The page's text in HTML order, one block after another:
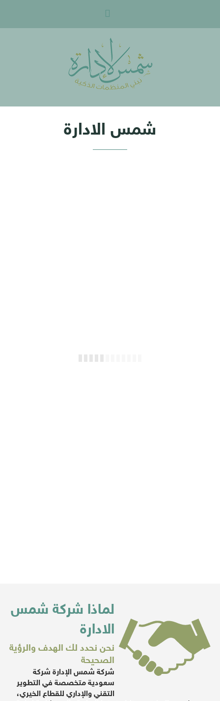
شمس الادارة
لماذا شركة شمس
الادارة
نحن نحدد لك الهدف والرؤية
الصحيحة
شركة شمس الإدارة شركة
سعودية متخصصة في التطوير
التقني والإداري للقطاع الخيري،